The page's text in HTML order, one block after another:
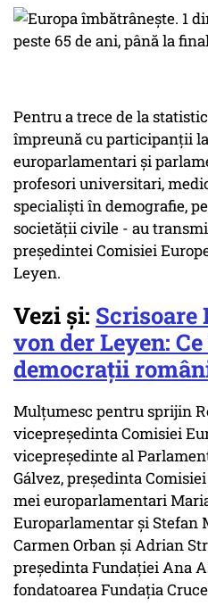
Pentru a trece de la
împreună cu participanții
europarlamentari și
profesori universitari,
specialiști în demografie,
societății civile - au
președintei Comisiei
Leyen.
Vezi și: Scrisoare
von der Leyen:
democrații
Mulțumesc pentru sprijin
vicepreședinta Comisiei
vicepreședinte al
Gálvez, președinta
mei europarlamentari
Europarlamentar și Stefan
Carmen Orban și Adrian
președinta Fundației Ana
fondatoarea Fundația